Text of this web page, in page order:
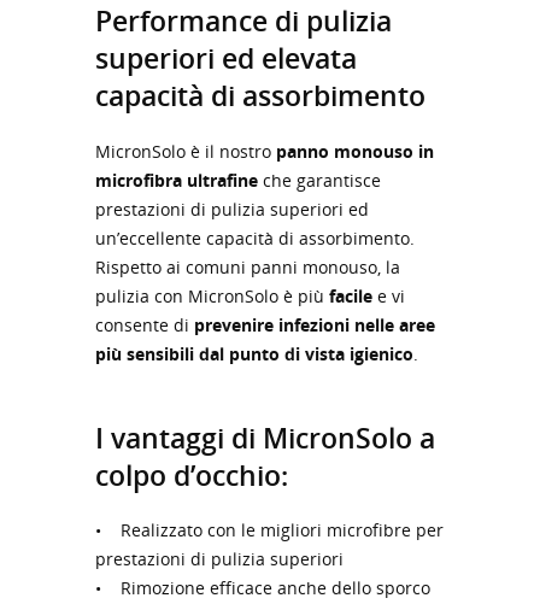
Performance di pulizia
superiori ed elevata
capacità di assorbimento
MicronSolo è il nostro panno monouso in
microfibra ultrafine che garantisce
prestazioni di pulizia superiori ed
un’eccellente capacità di assorbimento.
Rispetto ai comuni panni monouso, la
pulizia con MicronSolo è più facile e vi
consente di prevenire infezioni nelle aree
più sensibili dal punto di vista igienico
I vantaggi di MicronSolo a
colpo d’occhio:
• Realizzato con le migliori microfibre per
prestazioni di pulizia superiori
• Rimozione efficace anche dello sporco